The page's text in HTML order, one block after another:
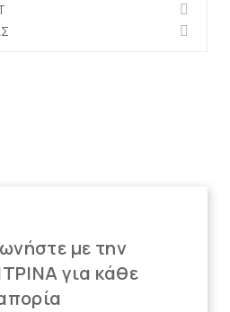
με την
για κάθε